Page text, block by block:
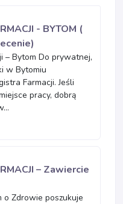
- BYTOM (
– Bytom Do prywatnej,
w Bytomiu
Farmacji. Jeśli
pracy, dobrą
– Zawiercie
o Zdrowie poszukuje